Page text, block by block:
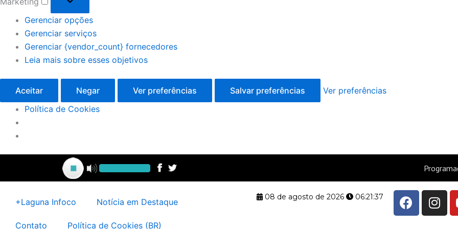
Gerenciar opções
Gerenciar serviços
Gerenciar {vendor_count} fornecedores
Leia mais sobre esses objetivos
Aceitar Negar Ver preferências Salvar preferências
Ver preferências
Política de Cookies
+Laguna Infoco Notícia em Destaque
Contato Política de Cookies (BR)
08 de agosto de 2026 06:21:38
F
a
I
n